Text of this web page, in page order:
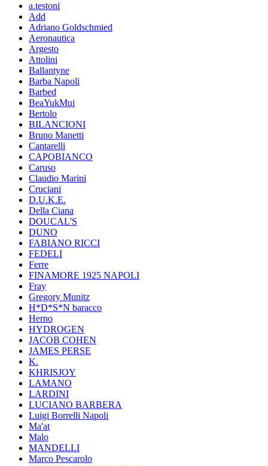
a.testoni
Add
Adriano Goldschmied
Aeronautica
Argesto
Attolini
Ballantyne
Barba Napoli
Barbed
BeaYukMui
Bertolo
BILANCIONI
Bruno Manetti
Cantarelli
CAPOBIANCO
Caruso
Claudio Marini
Cruciani
D.U.K.E.
Della Ciana
DOUCAL'S
DUNO
FABIANO RICCI
FEDELI
Ferre
FINAMORE 1925 NAPOLI
Fray
Gregory Munitz
H*D*S*N baracco
Herno
HYDROGEN
JACOB COHEN
JAMES PERSE
K.
KHRISJOY
LAMANO
LARDINI
LUCIANO BARBERA
Luigi Borrelli Napoli
Ma'at
Malo
MANDELLI
Marco Pescarolo